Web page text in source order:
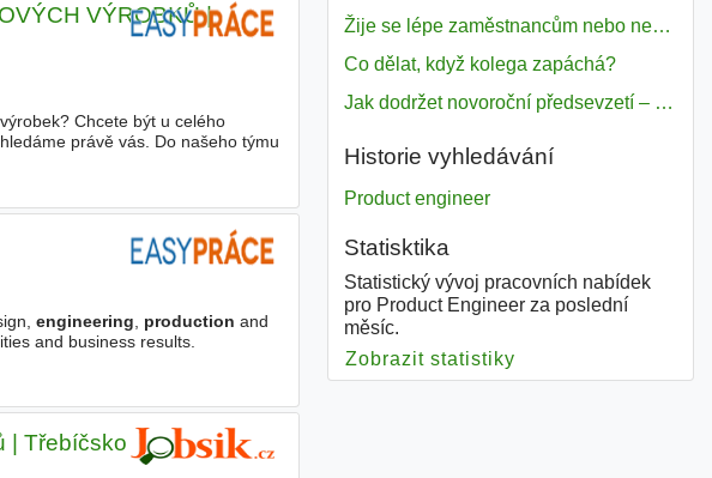
VÝROBKŮ |
Chcete být u celého
právě vás. Do našeho týmu
engineering production and
and business results.
| Třebíčsko
Žije se lépe zaměstnancům nebo nezavislým pracovníkům
Co dělat, když kolega zapáchá?
Jak dodržet novoroční předsevzetí – naše tipy pro dobrý začátek roku 2018
Historie vyhledávání
Product engineer
Statisktika
Statistický vývoj pracovních nabídek
pro Product Engineer za poslední
měsíc.
Zobrazit statistiky